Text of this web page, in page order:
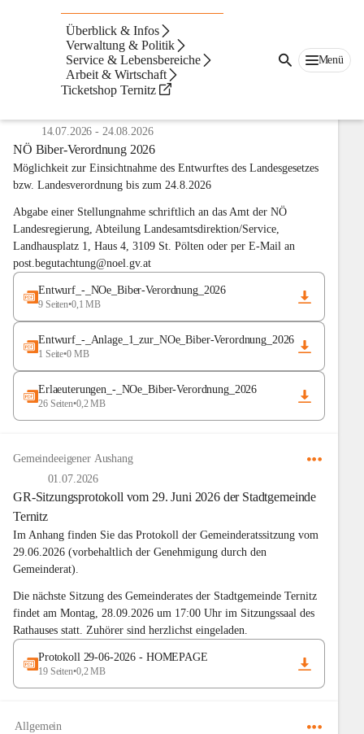
Überblick & Infos
Verwaltung & Politik
Service & Lebensbereiche
Arbeit & Wirtschaft
Ticketshop Ternitz
Menü
Digitale Amtstafel
Anzeigeart Neueste zuerst
14.07.2026 - 24.08.2026
NÖ Biber-Verordnung 2026
Möglichkeit zur Einsichtnahme des Entwurftes des Landesgesetzes
bzw. Landesverordnung bis zum 24.8.2026
Abgabe einer Stellungnahme schriftlich an das Amt der NÖ
Landesregierung, Abteilung Landesamtsdirektion/Service,
Landhausplatz 1, Haus 4, 3109 St. Pölten oder per E-Mail an
post.begutachtung@noel.gv.at
Entwurf_-_NOe_Biber-Verordnung_2026
9 Seiten•0,1 MB
Entwurf_-_Anlage_1_zur_NOe_Biber-Verordnung_2026
1 Seite•0 MB
Erlaeuterungen_-_NOe_Biber-Verordnung_2026
26 Seiten•0,2 MB
Gemeindeeigener Aushang
01.07.2026
GR-Sitzungsprotokoll vom 29. Juni 2026 der Stadtgemeinde
Ternitz
Im Anhang finden Sie das Protokoll der Gemeinderatssitzung vom
29.06.2026 (vorbehaltlich der Genehmigung durch den
Gemeinderat).
Die nächste Sitzung des Gemeinderates der Stadtgemeinde Ternitz
findet am Montag, 28.09.2026 um 17:00 Uhr im Sitzungssaal des
Rathauses statt. Zuhörer sind herzlichst eingeladen.
Protokoll 29-06-2026 - HOMEPAGE
19 Seiten•0,2 MB
Allgemein